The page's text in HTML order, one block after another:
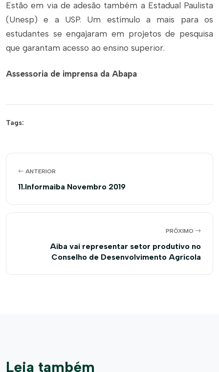
Estão em via de adesão também a Estadual Paulista
(Unesp) e a USP. Um estímulo a mais para os
estudantes se engajaram em projetos de pesquisa
que garantam acesso ao ensino superior.
Assessoria de imprensa da Abapa
Tags:
ANTERIOR
11.Informaiba Novembro 2019
PRÓXIMO
Aiba vai representar setor produtivo no
Conselho de Desenvolvimento Agrícola
Leia também